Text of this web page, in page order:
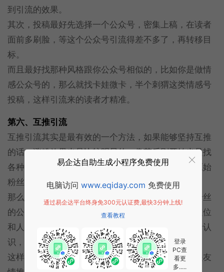
到引流的效果。
其次，投稿最好先选择一个公众号，密集上稿，在读者
面前多刷脸，等这个公众号引流得差不多了，再转移目
标。
而且最好找那种风格跟你公众号相似的，比如你是做情
感公众号的，那么就找卡娃微卡，半个刺猬这类情感号
投稿，这样引流来的读者才精准。
第六、互推引流
互推引流其实是最有效的一个方法，如果能够坚持互推
的话，涨粉效果也是比较明显的，像苏乐刚开始也是找
各种定位相似的公众号互推，慢慢地才有了现在的原始
粉丝。
那么互推是什么呢？简单来说，就是你有一个一万粉丝
的公众号，我有一个一万二粉丝的公众号，我们的定位
和人气差不多，在彼此的公众号互相推荐对方给读者认
识，从彼此的公众号导流。
这样做的好处是粉丝比较接近，转化效果好，而且是友
易企达自助生成小程序免费使用
电脑访问 www.eqiday.com 免费使用
通过易企达平台终身免300元认证费,最快3分钟上线!
查看教程
登录
PC查
看更
多.....